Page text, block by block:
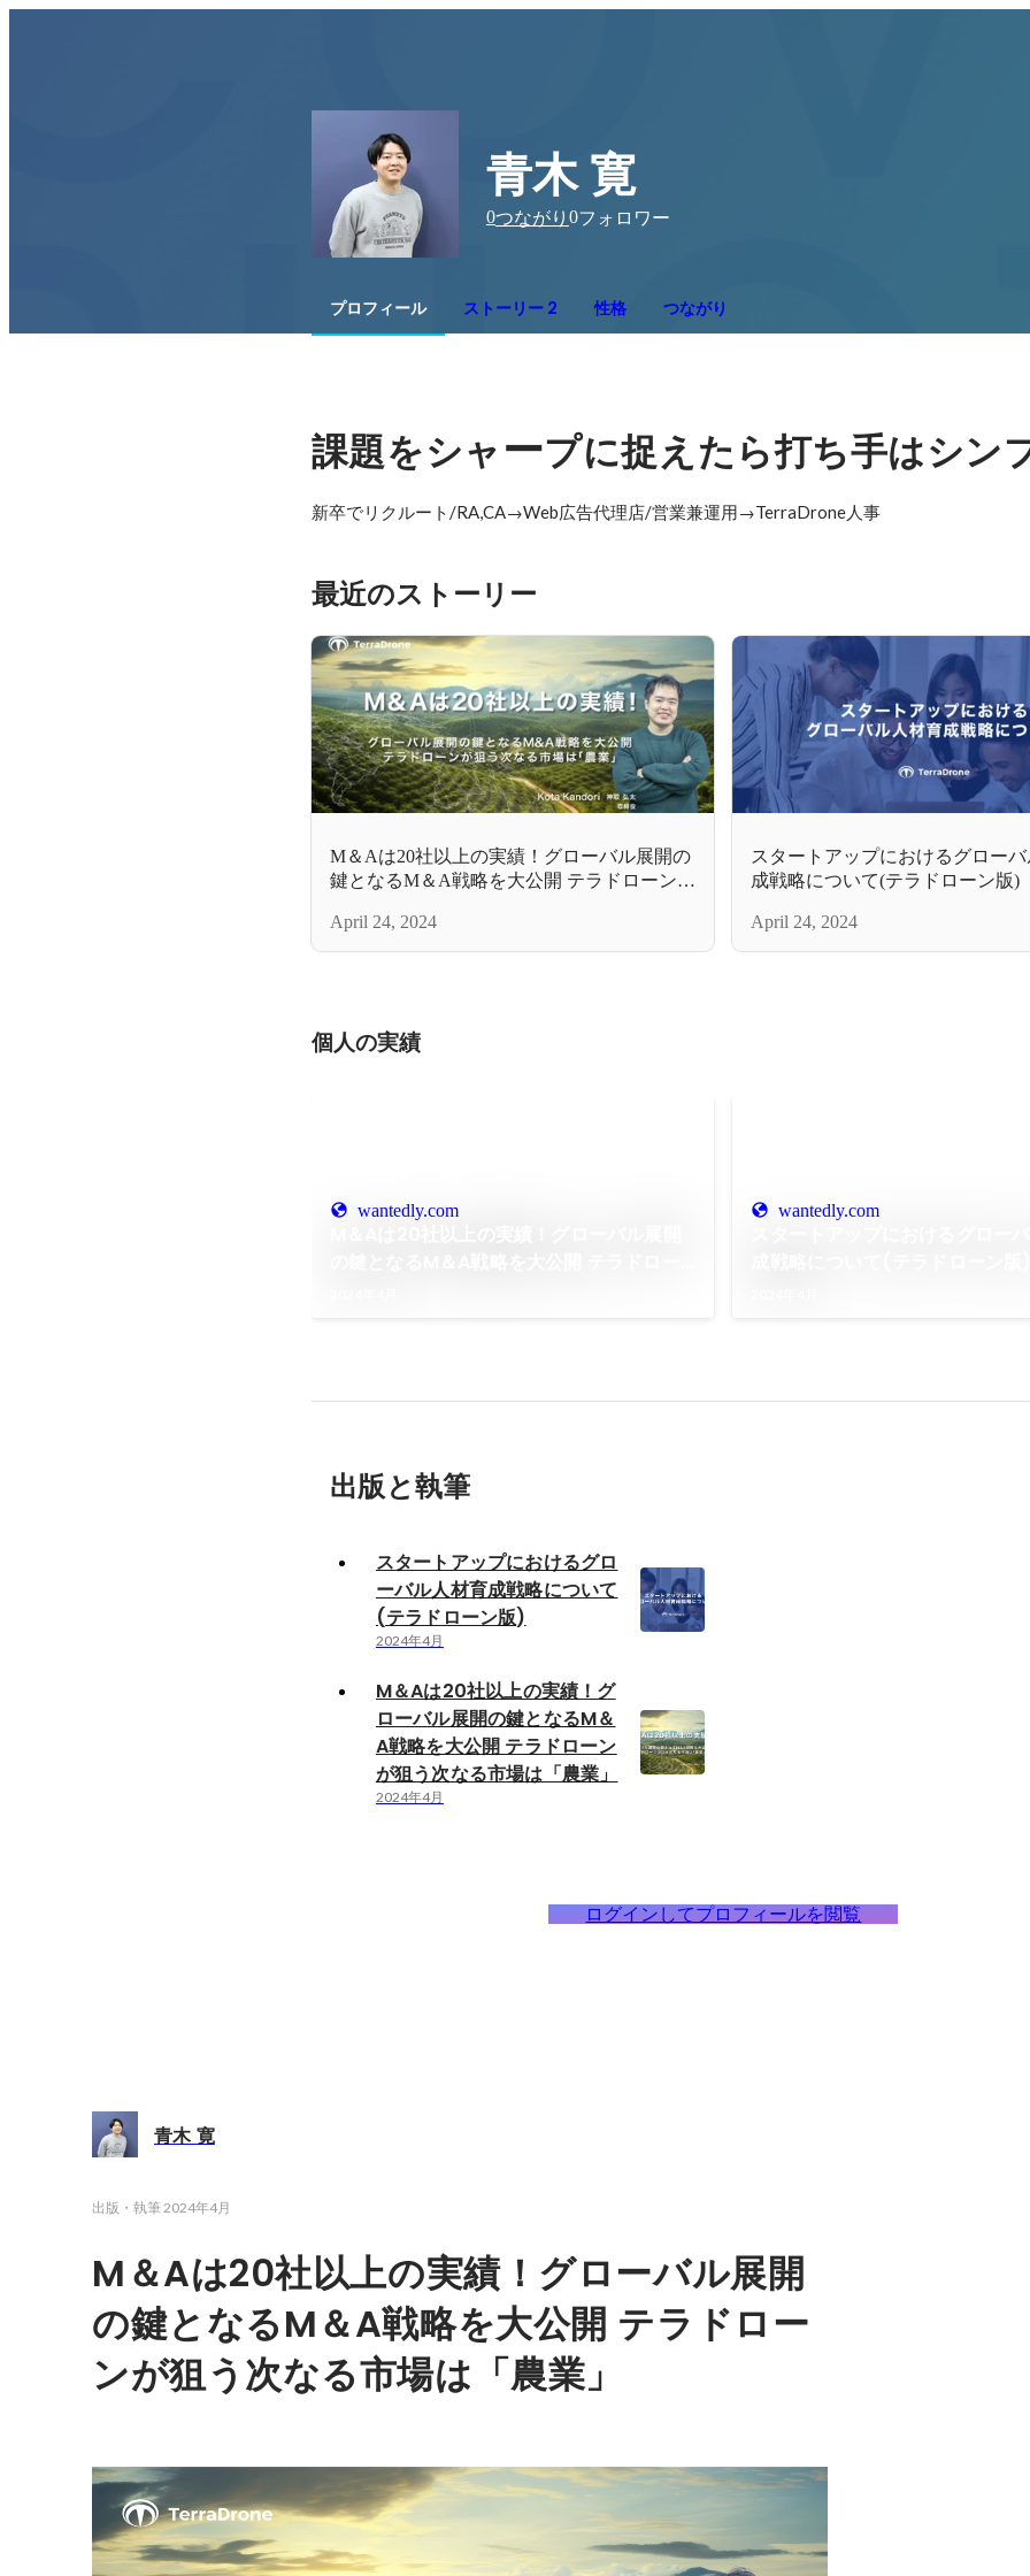
青木 寛
0つながり 0フォロワー
プロフィール ストーリー 2 性格 つながり
課題をシャープに捉えたら打ち手はシン
新卒でリクルート/RA,CA→Web広告代理店/営業兼運用→TerraDrone人事
最近のストーリー
M＆Aは20社以上の実績！グローバル展開の
鍵となるM＆A戦略を大公開 テラドローンが
April 24, 2024
スタートアップにおけるグロー
成戦略について(テラドローン版)
April 24, 2024
個人の実績
wantedly.com wantedly.com
出版と執筆
スタートアップにおけるグロ
ーバル人材育成戦略について
(テラドローン版)
2024年4月
M＆Aは20社以上の実績！グ
ローバル展開の鍵となるM＆
A戦略を大公開 テラドローン
が狙う次なる市場は「農業」
2024年4月
ログインしてプロフィールを閲覧
青木 寛
出版・執筆2024年4月
M＆Aは20社以上の実績！グローバル展開
の鍵となるM＆A戦略を大公開 テラドロー
ンが狙う次なる市場は「農業」